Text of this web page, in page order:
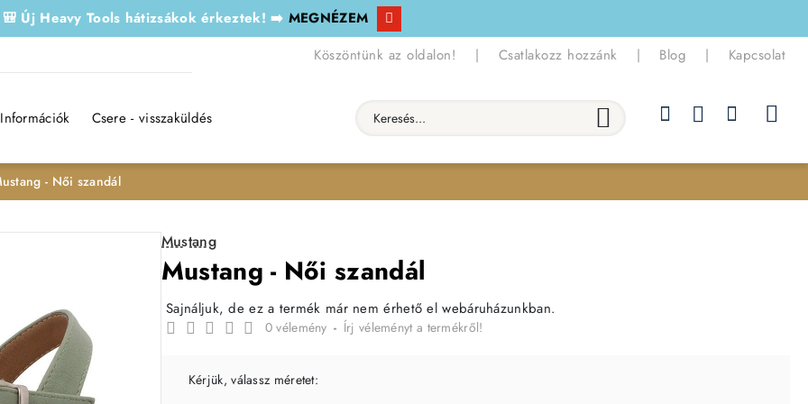
🎒 Új Heavy Tools hátizsákok érkeztek! ➡️ MEGNÉZEM
Köszöntünk az oldalon! | Csatlakozz hozzánk | Blog | Kapcsolat
Információk Csere - visszaküldés Keresés...
- Női szandál
Mustang
Mustang - Női szandál
Sajnáljuk, de ez a termék már nem érhető el webáruházunkban.
0 vélemény - Írj véleményt a termékről!
Kérjük, válassz méretet: